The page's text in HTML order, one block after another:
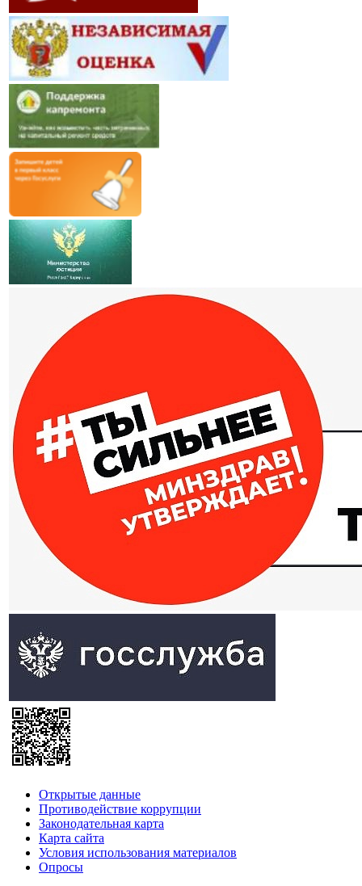
Открытые данные
Противодействие коррупции
Законодательная карта
Карта сайта
Условия использования материалов
Опросы